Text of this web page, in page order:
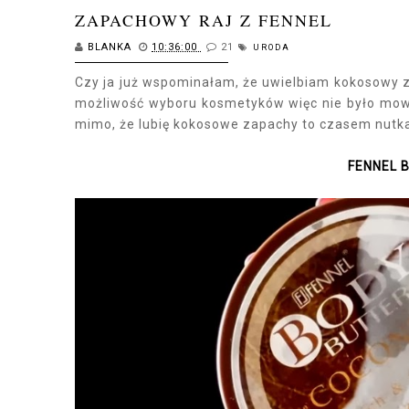
ZAPACHOWY RAJ Z FENNEL
BLANKA 10:36:00 21 URODA
Czy ja już wspominałam, że uwielbiam kokosowy
możliwość wyboru kosmetyków więc nie było
mimo, że lubię kokosowe zapachy to czasem
FENNEL